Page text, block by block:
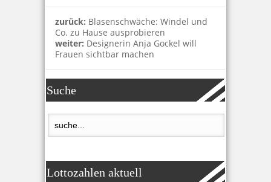
zurück: Blasenschwäche: Windel und
Co. zu Hause ausprobieren
weiter: Designerin Anja Gockel will
Frauen sichtbar machen
Suche
Lottozahlen aktuell